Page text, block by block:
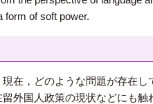
form of soft power.
在，どのような問題が存在
外国人政策の現状などにも